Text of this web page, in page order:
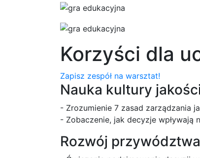
Korzyści dla
Zapisz zespół na warsztat!
Nauka kultury
- Zrozumienie 7 zasad zarządzania
- Zobaczenie, jak decyzje wpływają
Rozwój